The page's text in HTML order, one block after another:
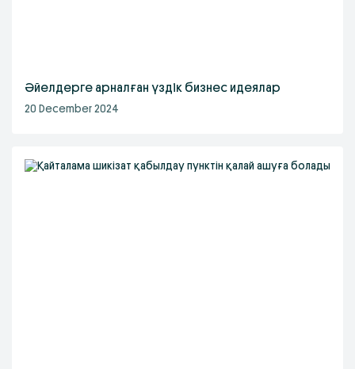
Әйелдерге арналған үздік бизнес идеялар
20 December 2024